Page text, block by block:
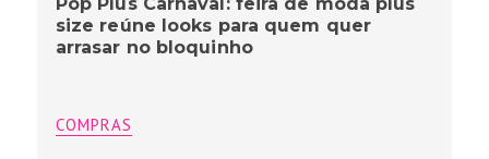
Pop Plus Carnaval: feira de moda plus
size reúne looks para quem quer
arrasar no bloquinho
COMPRAS